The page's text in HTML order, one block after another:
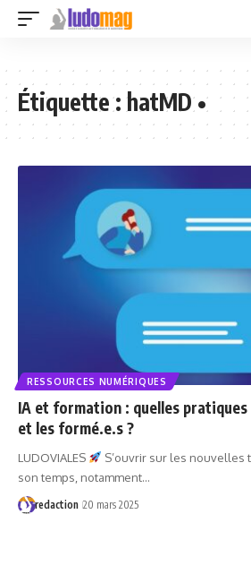
Étiquette :hatMD •
RESSOURCES NUMÉRIQUES
IA et formation : quelles
et les formé.e.s ?
LUDOVIALES
S’ouvrir sur les nouvelles
son temps, notamment…
redaction 20 mars 2025